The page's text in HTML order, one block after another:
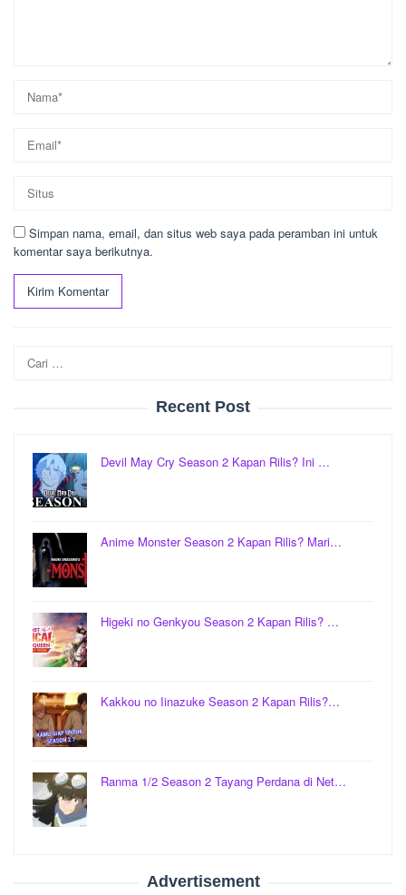
Simpan nama, email, dan situs web saya pada peramban ini untuk
komentar saya berikutnya.
Cari
untuk:
Recent Post
Devil May Cry Season 2 Kapan Rilis? Ini …
Anime Monster Season 2 Kapan Rilis? Mari…
Higeki no Genkyou Season 2 Kapan Rilis? …
Kakkou no Iinazuke Season 2 Kapan Rilis?…
Ranma 1/2 Season 2 Tayang Perdana di Net…
Advertisement